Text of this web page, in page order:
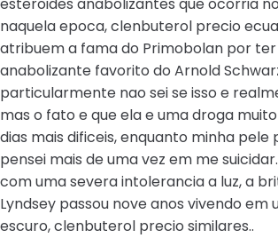
esteroides anabolizantes que ocorria
naquela epoca, clenbuterol precio
atribuem a fama do Primobolan por ter
anabolizante favorito do Arnold
particularmente nao sei se isso e
mas o fato e que ela e uma droga
dias mais dificeis, enquanto minha pele
pensei mais de uma vez em me
com uma severa intolerancia a luz, a
Lyndsey passou nove anos vivendo em
escuro, clenbuterol precio similares..